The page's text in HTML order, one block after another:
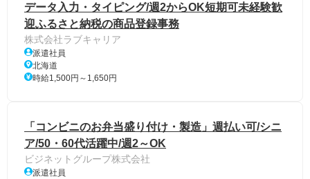
データ入力・タイピング/週2からOK短期可未経験歓
迎ふるさと納税の商品登録事務
株式会社ラブキャリア
派遣社員
北海道
時給1,500円～1,650円
「コンビニのお弁当盛り付け・製造」週払い可/シニ
ア/50・60代活躍中/週2～OK
ビジネットグループ株式会社
派遣社員